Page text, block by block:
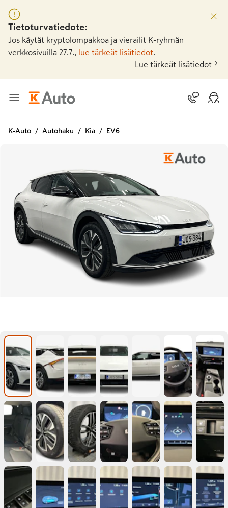
Tietoturvatiedote:
Jos käytät kryptolompakkoa ja vierailit K-ryhmän
verkkosivuilla 27.7.,
lue tärkeät lisätiedot
Lue tärkeät lisätiedot
K-Auto Autohaku Kia EV6